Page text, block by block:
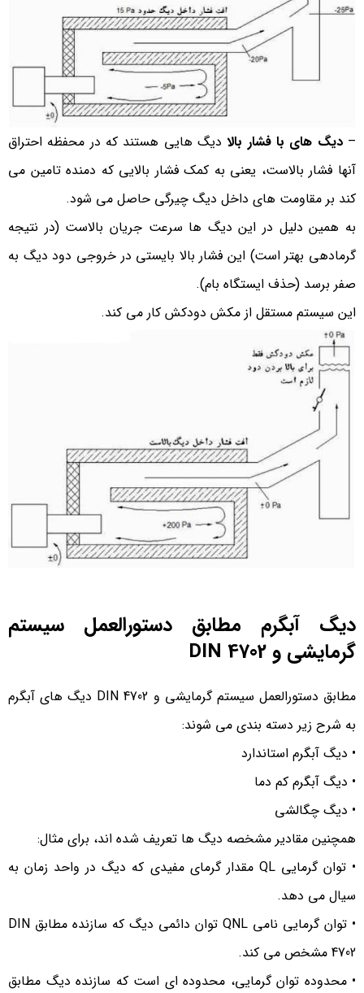
–دیگ های با فشار بالادیگ هایی هستند که در محفظه احتراق
آنها فشار بالاست، یعنی به کمک فشار بالایی که دمنده تامین می
کند بر مقاومت های داخل دیگ چیرگی حاصل می شود.
به همین دلیل در این دیگ ها سرعت جریان بالاست (در نتیجه
گرمادهی بهتر است) این فشار بالا بایستی در خروجی دود دیگ به
صفر برسد (حذف ایستگاه بام).
این سیستم مستقل از مکش دودکش کار می کند.
دیگ آبگرم مطابق دستورالعمل سیستم
گرمایشی و DIN 4702
مطابق دستورالعمل سیستم گرمایشی و DIN 4702 دیگ های آبگرم
به شرح زیر دسته بندی می شوند:
• دیگ آبگرم استاندارد
• دیگ آبگرم کم دما
• دیگ چگالشی
همچنین مقادیر مشخصه دیگ ها تعریف شده اند، برای مثال:
• توان گرمایی QL مقدار گرمای مفیدی که دیگ در واحد زمان به
سیال می دهد.
• توان گرمایی نامی QNL توان دائمی دیگ که سازنده مطابق DIN
4702 مشخص می کند.
• محدوده توان گرمایی، محدوده ای است که سازنده دیگ مطابق